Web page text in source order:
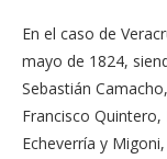
En el caso de
mayo de 1824,
Sebastián
Francisco Quintero,
Echeverría y